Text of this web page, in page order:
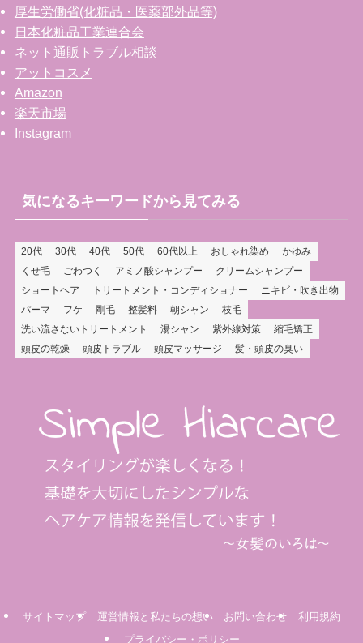
厚生労働省(化粧品・医薬部外品等)
日本化粧品工業連合会
ネット通販トラブル相談
アットコスメ
Amazon
楽天市場
Instagram
気になるキーワードから見てみる
20代 30代 40代 50代 60代以上 おしゃれ染め
かゆみ
くせ毛
ごわつく アミノ酸シャンプー
クリームシャンプー
ショートヘア
トリートメント・コンディショナー
ニキビ・吹き出物
パーマ
フケ 剛毛 整髪料 朝シャン
枝毛
洗い流さないトリートメント
湯シャン 紫外線対策
縮毛矯正
頭皮の乾燥
頭皮トラブル 頭皮マッサージ 髪・頭皮の臭い
サイトマップ 運営情報と私たちの想い お問い合わせ
利用規約
プライバシー・ポリシー